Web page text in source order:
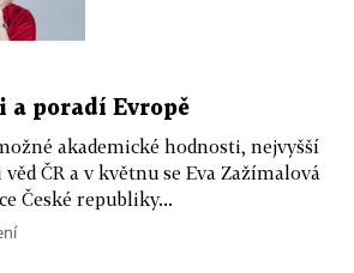
a poradí Evropě
akademické hodnosti, nejvyšší
ČR a v květnu se Eva Zažímalová
České republiky...